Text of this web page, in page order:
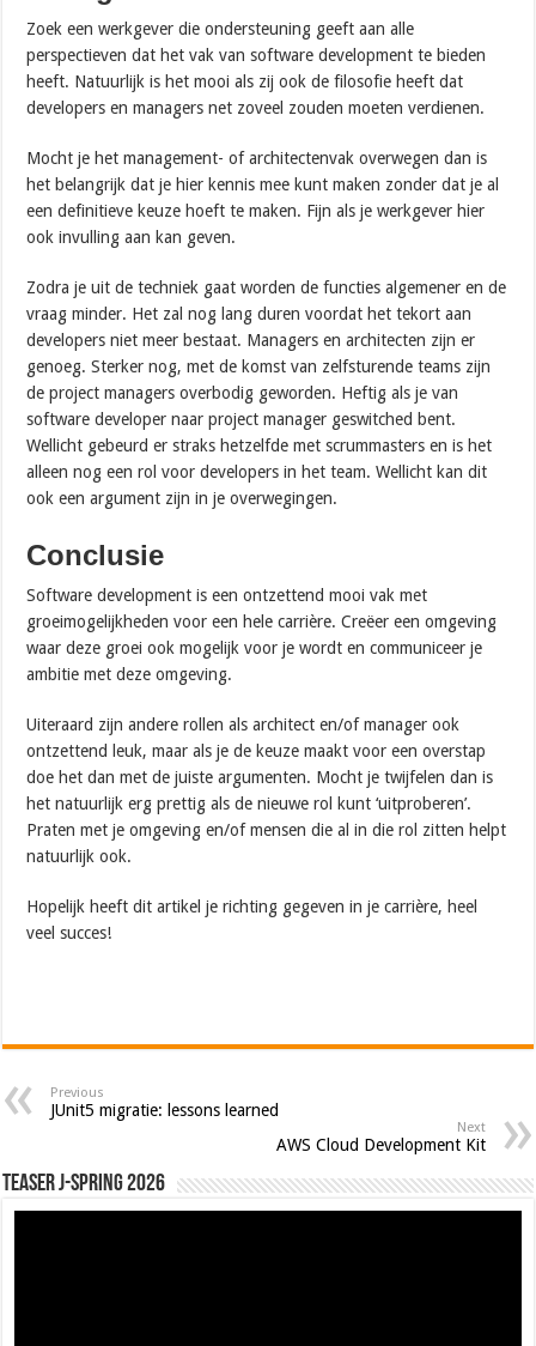
Zoek een werkgever die ondersteuning geeft aan alle
perspectieven dat het vak van software development te bieden
heeft. Natuurlijk is het mooi als zij ook de filosofie heeft dat
developers en managers net zoveel zouden moeten verdienen.
Mocht je het management- of architectenvak overwegen dan is
het belangrijk dat je hier kennis mee kunt maken zonder dat je al
een definitieve keuze hoeft te maken. Fijn als je werkgever hier
ook invulling aan kan geven.
Zodra je uit de techniek gaat worden de functies algemener en de
vraag minder. Het zal nog lang duren voordat het tekort aan
developers niet meer bestaat. Managers en architecten zijn er
genoeg. Sterker nog, met de komst van zelfsturende teams zijn
de project managers overbodig geworden. Heftig als je van
software developer naar project manager geswitched bent.
Wellicht gebeurd er straks hetzelfde met scrummasters en is het
alleen nog een rol voor developers in het team. Wellicht kan dit
ook een argument zijn in je overwegingen.
Conclusie
Software development is een ontzettend mooi vak met
groeimogelijkheden voor een hele carrière. Creëer een omgeving
waar deze groei ook mogelijk voor je wordt en communiceer je
ambitie met deze omgeving.
Uiteraard zijn andere rollen als architect en/of manager ook
ontzettend leuk, maar als je de keuze maakt voor een overstap
doe het dan met de juiste argumenten. Mocht je twijfelen dan is
het natuurlijk erg prettig als de nieuwe rol kunt ‘uitproberen’.
Praten met je omgeving en/of mensen die al in die rol zitten helpt
natuurlijk ook.
Hopelijk heeft dit artikel je richting gegeven in je carrière, heel
veel succes!
Previous
JUnit5 migratie: lessons learned
Next
AWS Cloud Development Kit
Teaser J-Spring 2026